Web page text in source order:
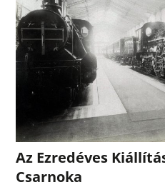
Az Ezredéves
Csarnoka